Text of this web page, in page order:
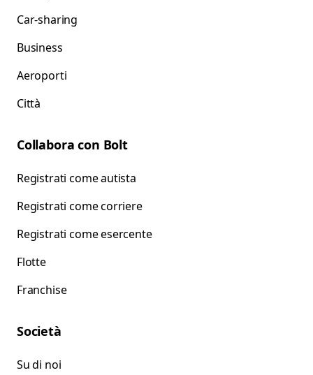
Car-sharing
Business
Aeroporti
Città
Collabora con Bolt
Registrati come autista
Registrati come corriere
Registrati come esercente
Flotte
Franchise
Società
Su di noi